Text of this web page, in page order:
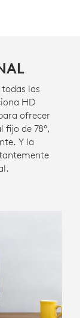
las
HD
ofrecer
de 78°,
Y la